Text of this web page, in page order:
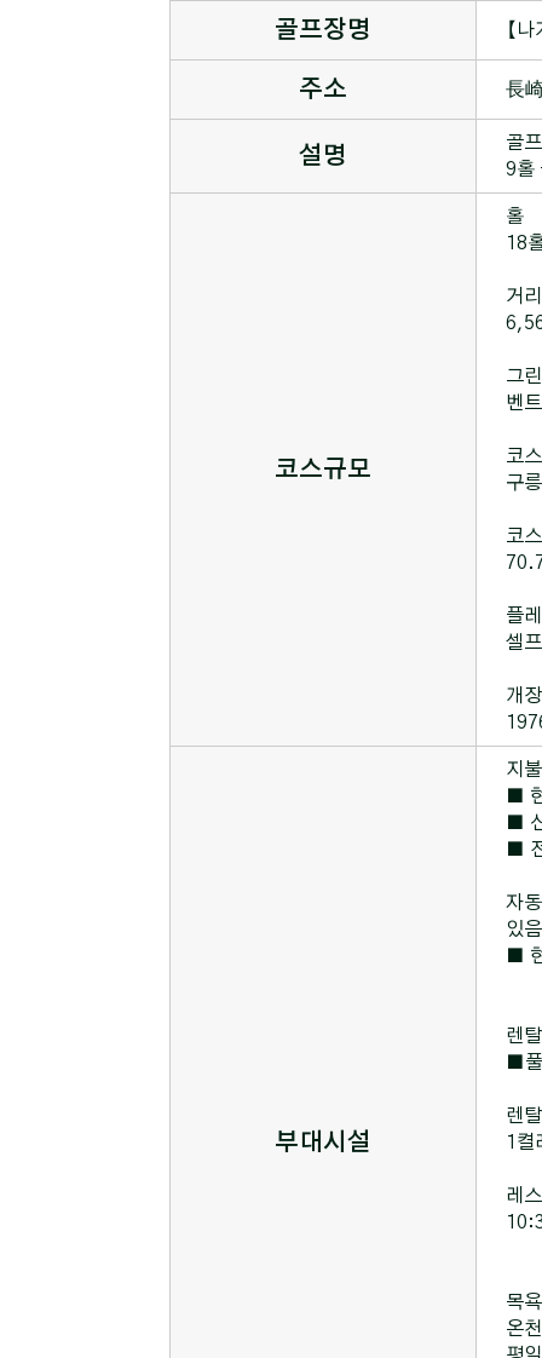
골프장명 【
주소 長
설명
골
9홀
코스규모
홀
18
거리
그린
벤
코
구릉
코
플
셀프
개
부대시설
지
■
■
■
자
있음
■
렌
■
렌
1켤
레
목
온